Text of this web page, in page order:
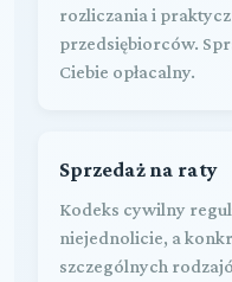
rozliczania i
przedsiębiorców.
Ciebie opłacalny.
Sprzedaż na raty
Kodeks cywilny
niejednolicie, a
szczególnych